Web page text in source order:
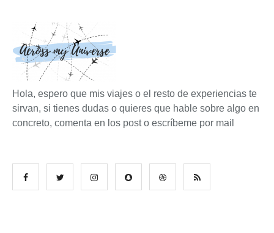
Hola, espero que mis viajes o el resto de experiencias te
sirvan, si tienes dudas o quieres que hable sobre algo en
concreto, comenta en los post o escríbeme por mail